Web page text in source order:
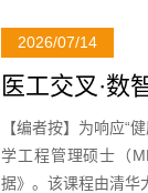
2026/07/14
医工交叉·数
【编者按】为响应“
学工程管理硕士（
据》。该课程由清华